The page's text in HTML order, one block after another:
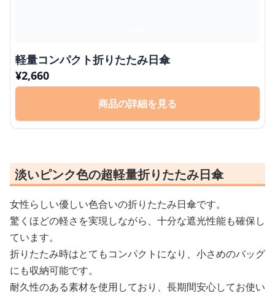
軽量コンパクト折りたたみ日傘
¥2,660
商品の詳細を見る
淡いピンク色の超軽量折りたたみ日傘
女性らしい優しい色合いの折りたたみ日傘です。
驚くほどの軽さを実現しながら、十分な遮光性能も確保し
ています。
折りたたみ時はとてもコンパクトになり、小さめのバッグ
にも収納可能です。
耐久性のある素材を使用しており、長期間安心してお使い